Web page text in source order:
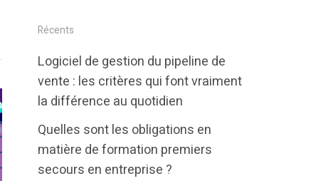
i
t
t
e
b
o
k
e
d
i
n
Récents
Logiciel de gestion du pipeline de
vente : les critères qui font vraiment
la différence au quotidien
Quelles sont les obligations en
matière de formation premiers
secours en entreprise ?